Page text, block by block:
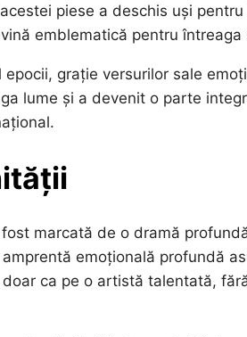
piese a deschis uși pentru
emblematică pentru întreaga
grație versurilor sale
lume și a devenit o parte
marcată de o dramă
emoțională profundă
ca pe o artistă talentată,